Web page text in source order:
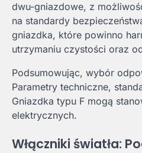
dwu-gniazdowe, z
na standardy
gniazdka, które powinno
utrzymaniu czystości oraz
Podsumowując, wybór
Parametry techniczne,
Gniazdka typu F mogą
elektrycznych.
Włączniki światła: